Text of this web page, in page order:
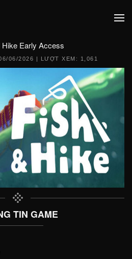
Hike Early Access
06/2026 | LƯỢT XEM: 1,061
TIN GAME